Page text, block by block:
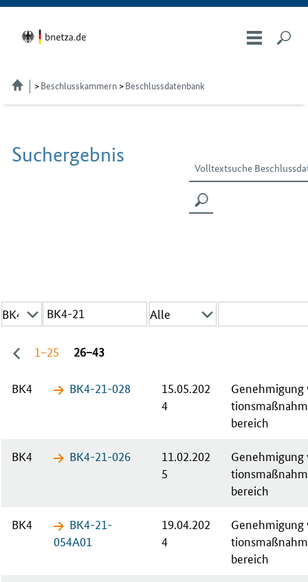
Beschlusskammern Beschlussdatenbank
Suchergebnis
1−25 26−43
BK4 BK4-21-​028
15.05.202
4
bereich
BK4 BK4-21-​026
11.02.202
5
bereich
BK4
BK4-21-​
054A01
19.04.202
4
bereich